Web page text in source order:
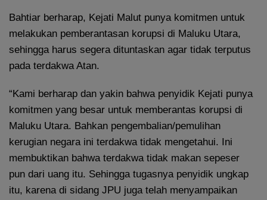
Bahtiar berharap, Kejati Malut punya komitmen untuk
melakukan pemberantasan korupsi di Maluku Utara,
sehingga harus segera dituntaskan agar tidak terputus
pada terdakwa Atan.
“Kami berharap dan yakin bahwa penyidik Kejati punya
komitmen yang besar untuk memberantas korupsi di
Maluku Utara. Bahkan pengembalian/pemulihan
kerugian negara ini terdakwa tidak mengetahui. Ini
membuktikan bahwa terdakwa tidak makan sepeser
pun dari uang itu. Sehingga tugasnya penyidik ungkap
itu, karena di sidang JPU juga telah menyampaikan